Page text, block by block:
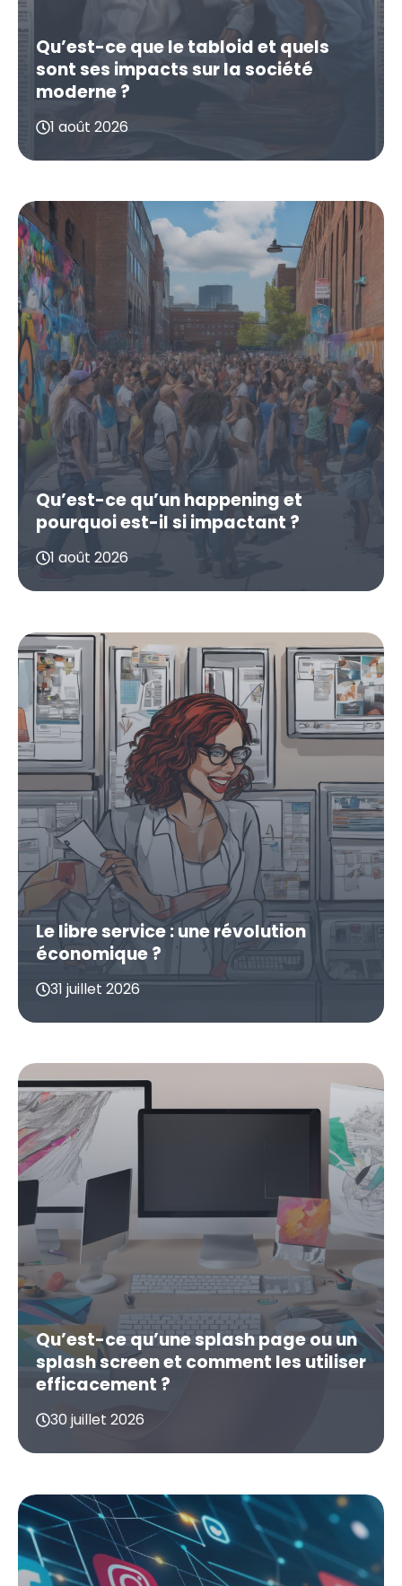
Qu’est-ce que le tabloid et quels
sont ses impacts sur la société
moderne ?
1 août 2026
Qu’est-ce qu’un happening et
pourquoi est-il si impactant ?
1 août 2026
Le libre service : une révolution
économique ?
31 juillet 2026
Qu’est-ce qu’une splash page ou un
splash screen et comment les utiliser
efficacement ?
30 juillet 2026